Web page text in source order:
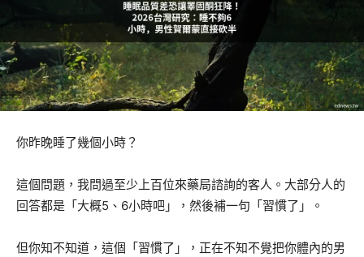
你昨晚睡了幾個小時？
這個問題，我問過至少上百位來藥局諮詢的客人。大部分人的
回答都是「大概5、6小時吧」，然後補一句「習慣了」。
但你知不知道，這個「習慣了」，正在不知不覺把你體內的男